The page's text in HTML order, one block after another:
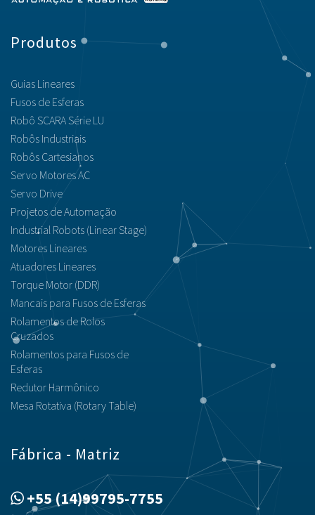
Produtos
Guias Lineares
Fusos de Esferas
Robô SCARA Série LU
Robôs Industriais
Robôs Cartesianos
Servo Motores AC
Servo Drive
Projetos de Automação
Industrial Robots (Linear Stage)
Motores Lineares
Atuadores Lineares
Torque Motor (DDR)
Mancais para Fusos de Esferas
Rolamentos de Rolos
Cruzados
Rolamentos para Fusos de
Esferas
Redutor Harmônico
Mesa Rotativa (Rotary Table)
Fábrica - Matriz
+55 (14)99795-7755